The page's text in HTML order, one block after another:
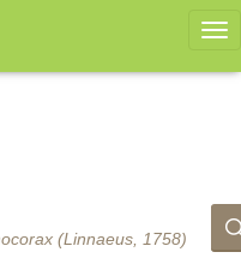
(Linnaeus, 1758)